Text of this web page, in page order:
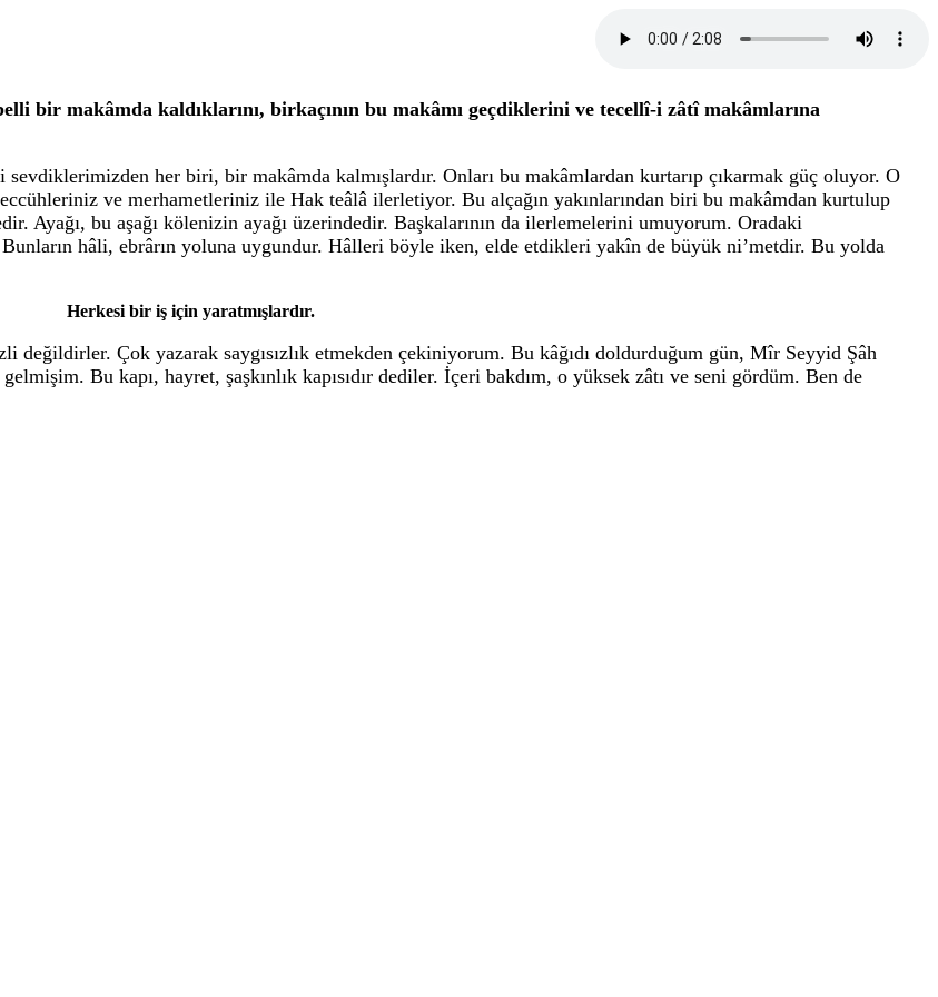
bir makâmda kaldıklarını, birkaçının bu makâmı geçdiklerini ve tecellî-i zâtî makâmlarına
her biri, bir makâmda kalmışlardır. Onları bu makâmlardan kurtarıp çıkarmak güç oluyor. O
ve merhametleriniz ile Hak teâlâ ilerletiyor. Bu alçağın yakınlarından biri bu makâmdan kurtulup
Ayağı, bu aşağı kölenizin ayağı üzerindedir. Başkalarının da ilerlemelerini umuyorum. Oradaki
hâli, ebrârın yoluna uygundur. Hâlleri böyle iken, elde etdikleri yakîn de büyük ni’metdir. Bu yolda
Herkesi bir iş için yaratmışlardır.
değildirler. Çok yazarak saygısızlık etmekden çekiniyorum. Bu kâğıdı doldurduğum gün, Mîr Seyyid Şâh
Bu kapı, hayret, şaşkınlık kapısıdır dediler. İçeri bakdım, o yüksek zâtı ve seni gördüm. Ben de